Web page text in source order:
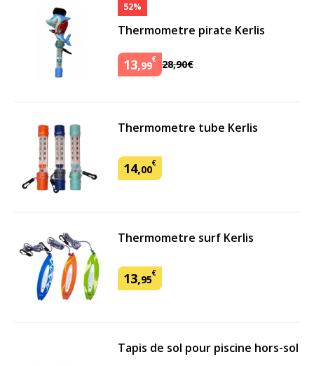
52%
Thermometre pirate Kerlis
13,99€ 28,90€
Thermometre tube Kerlis
14,00€
Thermometre surf Kerlis
13,95€
Tapis de sol pour piscine hors-sol